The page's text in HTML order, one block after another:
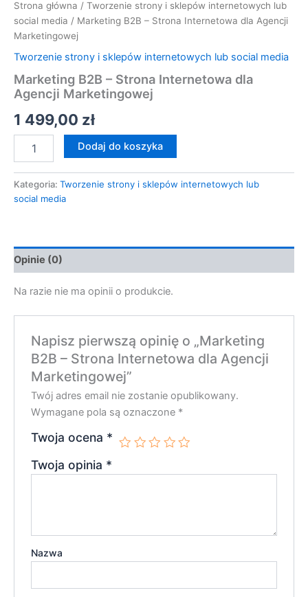
Strona główna / Tworzenie strony i sklepów internetowych lub
social media / Marketing B2B – Strona Internetowa dla Agencji
Marketingowej
Tworzenie strony i sklepów internetowych lub social media
Marketing B2B – Strona Internetowa dla
Agencji Marketingowej
1 499,00 zł
Dodaj do koszyka
Kategoria: Tworzenie strony i sklepów internetowych lub
social media
Opinie (0)
Na razie nie ma opinii o produkcie.
Napisz pierwszą opinię o „Marketing
B2B – Strona Internetowa dla Agencji
Marketingowej”
Twój adres email nie zostanie opublikowany.
Wymagane pola są oznaczone *
Twoja ocena *
Twoja opinia *
Nazwa